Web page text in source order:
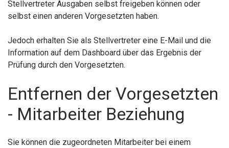
Stellvertreter Ausgaben selbst freigeben können oder
selbst einen anderen Vorgesetzten haben.
Jedoch erhalten Sie als Stellvertreter eine E-Mail und die
Information auf dem Dashboard über das Ergebnis der
Prüfung durch den Vorgesetzten.
Entfernen der Vorgesetzten
- Mitarbeiter Beziehung
Sie können die zugeordneten Mitarbeiter bei einem